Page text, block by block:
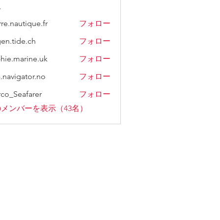
フォロー
フォロー
フォロー
フォロー
フォロー
ンバーを表示（43名）